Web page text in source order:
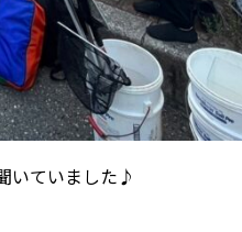
いていました♪